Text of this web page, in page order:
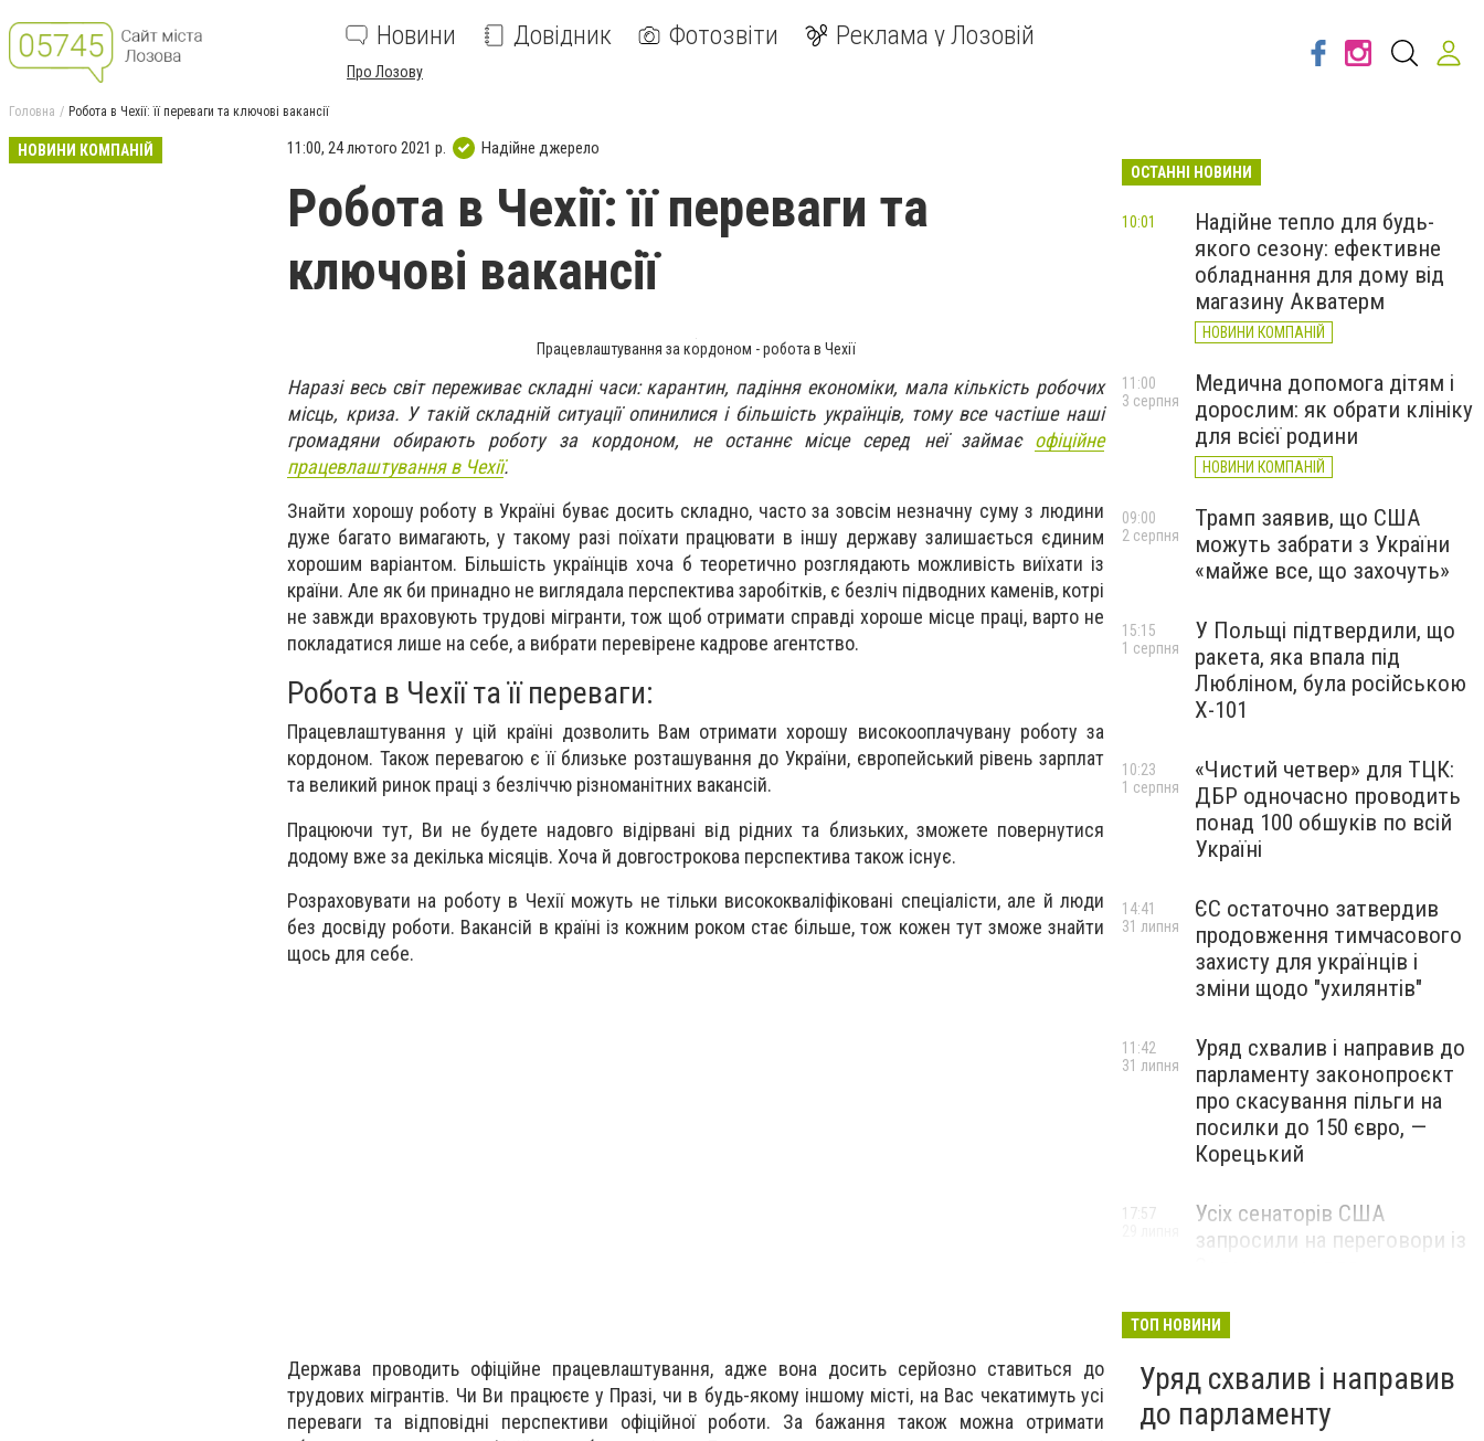
Новини Довідник Фотозвіти Реклама у Лозовій
Про Лозову
Головна Робота в Чехії: її переваги та ключові вакансії
НОВИНИ КОМПАНІЙ 11:00, 24 лютого 2021 р. Надійне джерело
Робота в Чехії: її переваги та
ключові вакансії
Працевлаштування за кордоном - робота в Чехії
Наразі весь світ переживає складні часи: карантин, падіння економіки, мала кількість робочих
місць, криза. У такій складній ситуації опинилися і більшість українців, тому все частіше наші
громадяни обирають роботу за кордоном, не останнє місце серед неї займає офіційне
працевлаштування в Чехії.
Знайти хорошу роботу в Україні буває досить складно, часто за зовсім незначну суму з людини
дуже багато вимагають, у такому разі поїхати працювати в іншу державу залишається єдиним
хорошим варіантом. Більшість українців хоча б теоретично розглядають можливість виїхати із
країни. Але як би принадно не виглядала перспектива заробітків, є безліч підводних каменів, котрі
не завжди враховують трудові мігранти, тож щоб отримати справді хороше місце праці, варто не
покладатися лише на себе, а вибрати перевірене кадрове агентство.
Робота в Чехії та її переваги:
Працевлаштування у цій країні дозволить Вам отримати хорошу високооплачувану роботу за
кордоном. Також перевагою є її близьке розташування до України, європейський рівень зарплат
та великий ринок праці з безліччю різноманітних вакансій.
Працюючи тут, Ви не будете надовго відірвані від рідних та близьких, зможете повернутися
додому вже за декілька місяців. Хоча й довгострокова перспектива також існує.
Розраховувати на роботу в Чехії можуть не тільки висококваліфіковані спеціалісти, але й люди
без досвіду роботи. Вакансій в країні із кожним роком стає більше, тож кожен тут зможе знайти
щось для себе.
Держава проводить офіційне працевлаштування, адже вона досить серйозно ставиться до
трудових мігрантів. Чи Ви працюєте у Празі, чи в будь-якому іншому місті, на Вас чекатимуть усі
переваги та відповідні перспективи офіційної роботи. За бажання також можна отримати
ОСТАННІ НОВИНИ
Надійне тепло для будь-
якого сезону: ефективне
обладнання для дому від
магазину Акватерм
НОВИНИ КОМПАНІЙ
10:01
Медична допомога дітям і
дорослим: як обрати клініку
для всієї родини
НОВИНИ КОМПАНІЙ
11:00
3 серпня
Трамп заявив, що США
можуть забрати з України
«майже все, що захочуть»
09:00
2 серпня
У Польщі підтвердили, що
ракета, яка впала під
Любліном, була російською
Х-101
15:15
1 серпня
«Чистий четвер» для ТЦК:
ДБР одночасно проводить
понад 100 обшуків по всій
Україні
10:23
1 серпня
ЄС остаточно затвердив
продовження тимчасового
захисту для українців і
зміни щодо "ухилянтів"
14:41
31 липня
Уряд схвалив і направив до
парламенту законопроєкт
про скасування пільги на
посилки до 150 євро, —
Корецький
11:42
31 липня
Усіх сенаторів США
запросили на переговори із
Росії, – The Hill
17:57
ТОП НОВИНИ
Уряд схвалив і направив
до парламенту